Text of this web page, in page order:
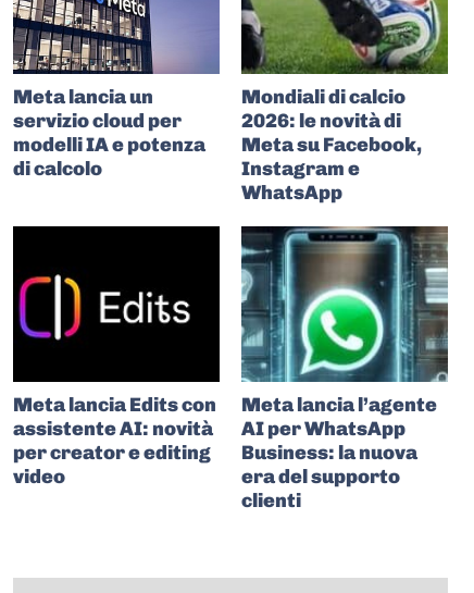
Meta lancia un
servizio cloud per
modelli IA e potenza
di calcolo
Mondiali di calcio
2026: le novità di
Meta su Facebook,
Instagram e
WhatsApp
Meta lancia Edits con
assistente AI: novità
per creator e editing
video
Meta lancia l’agente
AI per WhatsApp
Business: la nuova
era del supporto
clienti